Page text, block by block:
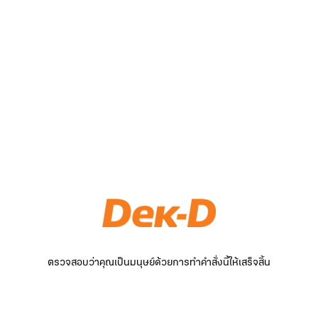
ตรวจสอบว่าคุณเป็นมนุษย์ด้วยการทำคำสั่งนี้ให้เสร็จสิ้น